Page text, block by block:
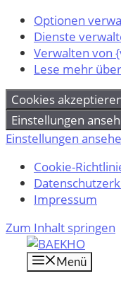
Optionen
Dienste
Verwalten von
Lese mehr
Cookies
Einstellungen
Einstellungen
Cookie-
Impressum
Zum Inhalt springen
Menü